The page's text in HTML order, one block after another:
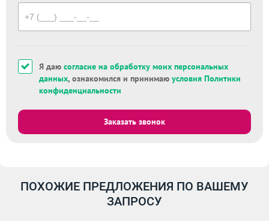
Я даю согласие на обработку моих персональных
данных, ознакомился и принимаю условия Политики
конфиденциальности
Заказать звонок
ПОХОЖИЕ ПРЕДЛОЖЕНИЯ ПО ВАШЕМУ
ЗАПРОСУ